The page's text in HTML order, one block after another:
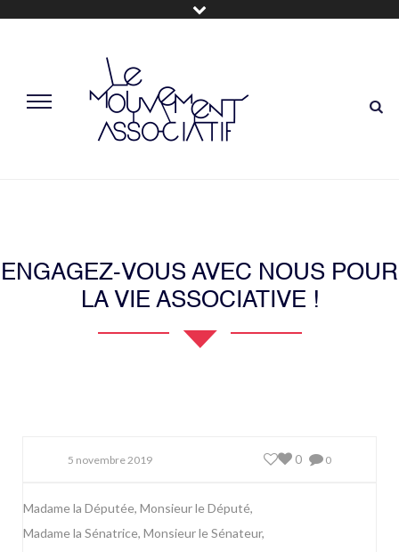
ENGAGEZ-VOUS AVEC NOUS POUR
LA VIE ASSOCIATIVE !
5 novembre 2019 0
0
Madame la Députée, Monsieur le Député,
Madame la Sénatrice, Monsieur le Sénateur,